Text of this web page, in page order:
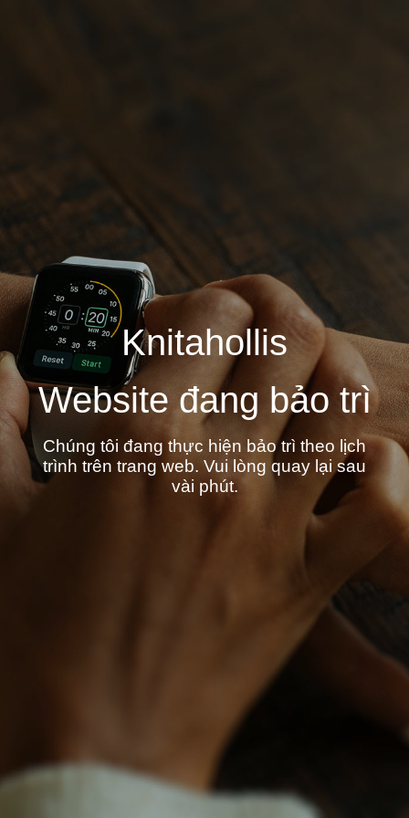
Knitahollis
Website đang bảo trì
Chúng tôi đang thực hiện bảo trì theo lịch
trình trên trang web. Vui lòng quay lại sau
vài phút.